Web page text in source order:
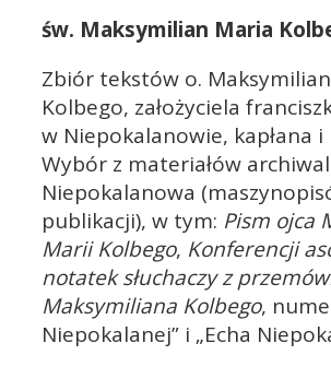
św. Maksymilian Maria
Zbiór tekstów o.
Kolbego, założyciela
w Niepokalanowie, kapłana i
Wybór z materiałów
Niepokalanowa
publikacji), w tym: Pism ojca
Marii Kolbego, Konferencji
notatek słuchaczy z
Maksymiliana Kolbego,
Niepokalanej” i „Echa